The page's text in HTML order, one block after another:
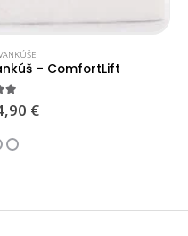
– ComfortLift
of 5
€